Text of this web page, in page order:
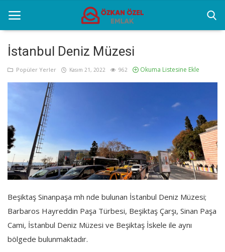
Anasayfa
Popüler Yerler
Gayrettepe Projeler
Genel
Galeri
İletişim
Türkçe
İstanbul Deniz Müzesi
Popüler Yerler Kasım 21, 2022 962 Okuma Listesine Ekle
Beşiktaş Sinanpaşa mh nde bulunan İstanbul Deniz Müzesi;
Barbaros Hayreddin Paşa Türbesi, Beşiktaş Çarşı, Sinan Paşa
Cami, İstanbul Deniz Müzesi ve Beşiktaş İskele ile aynı
bölgede bulunmaktadır.